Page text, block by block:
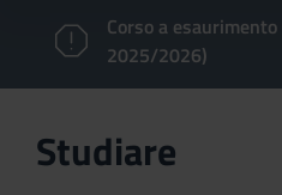
Corso a
2025/2026)
Studiare